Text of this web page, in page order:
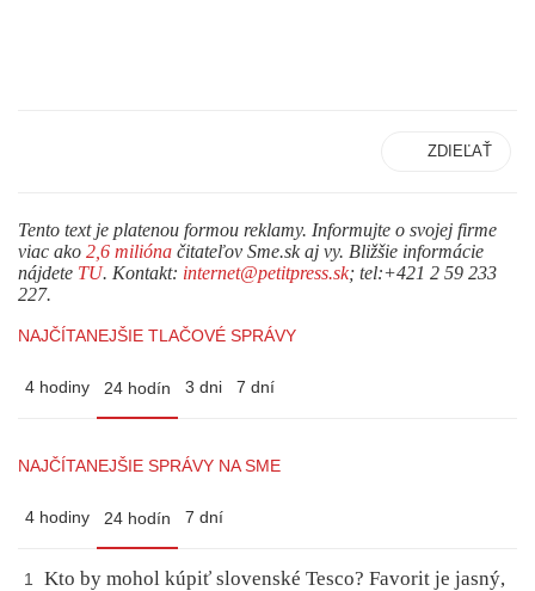
ZDIEĽAŤ
Tento text je platenou formou reklamy. Informujte o svojej firme
viac ako 2,6 milióna čitateľov Sme.sk aj vy. Bližšie informácie
nájdete TU. Kontakt: internet@petitpress.sk; tel:+421 2 59 233
227.
NAJČÍTANEJŠIE TLAČOVÉ SPRÁVY
4 hodiny 24 hodín 3 dni 7 dní
NAJČÍTANEJŠIE SPRÁVY NA SME
4 hodiny 24 hodín 7 dní
1
Kto by mohol kúpiť slovenské Tesco? Favorit je jasný,